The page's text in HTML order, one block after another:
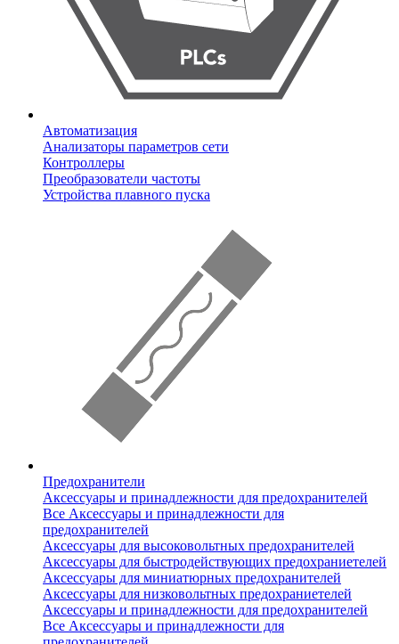
Автоматизация
Анализаторы параметров сети
Контроллеры
Преобразователи частоты
Устройства плавного пуска
Предохранители
Аксессуары и принадлежности для предохранителей
Все Аксессуары и принадлежности для
предохранителей
Аксессуары для высоковольтных предохранителей
Аксессуары для быстродействующих предохраниетелей
Аксессуары для миниатюрных предохранителей
Аксессуары для низковольтных предохраниетелей
Аксессуары и принадлежности для предохранителей
Все Аксессуары и принадлежности для